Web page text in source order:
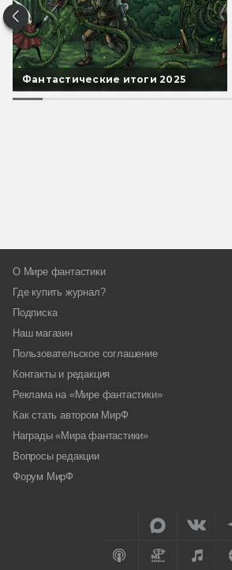
Фантастические итоги 2025
О Мире фантастики
Где купить журнал?
Подписка
Наш магазин
Пользовательское соглашение
Контакты и редакция
Реклама на «Мире фантастики»
Как стать автором МирФ
Награды «Мира фантастики»
Вопросы редакции
Форум МирФ